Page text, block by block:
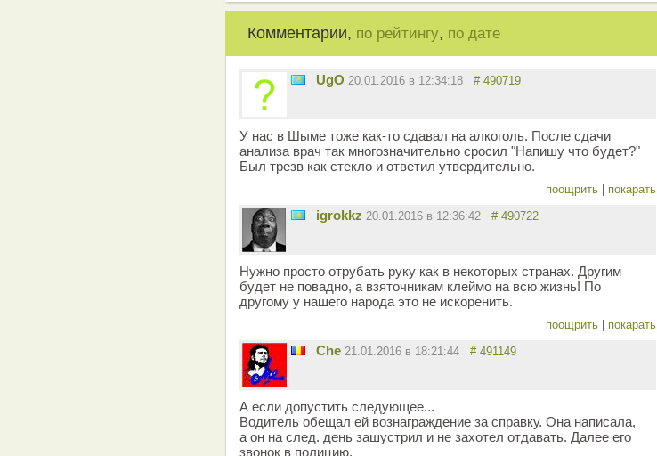
Комментарии, по рейтингу, по дате
UgO 20.01.2016 в 12:34:18 # 490719
У нас в Шыме тоже как-то сдавал на алкоголь. После сдачи
анализа врач так многозначительно сросил "Напишу что будет?"
Был трезв как стекло и ответил утвердительно.
поощрить покарать
igrokkz 20.01.2016 в 12:36:42 # 490722
Нужно просто отрубать руку как в некоторых странах. Другим
будет не повадно, а взяточникам клеймо на всю жизнь! По
другому у нашего народа это не искоренить.
поощрить покарать
Che 21.01.2016 в 18:21:44 # 491149
А если допустить следующее...
Водитель обещал ей вознаграждение за справку. Она написала,
а он на след. день зашустрил и не захотел отдавать. Далее его
звонок в полицию.